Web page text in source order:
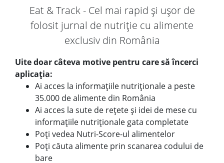
Eat & Track - Cel mai rapid și ușor de
folosit jurnal de nutriție cu alimente
exclusiv din România
Uite doar câteva motive pentru care să încerci
aplicația:
Ai acces la informațiile nutriționale a peste
35.000 de alimente din România
Ai acces la sute de rețete și idei de mese cu
informațiile nutriționale gata completate
Poți vedea Nutri-Score-ul alimentelor
Poți căuta alimente prin scanarea codului de
bare